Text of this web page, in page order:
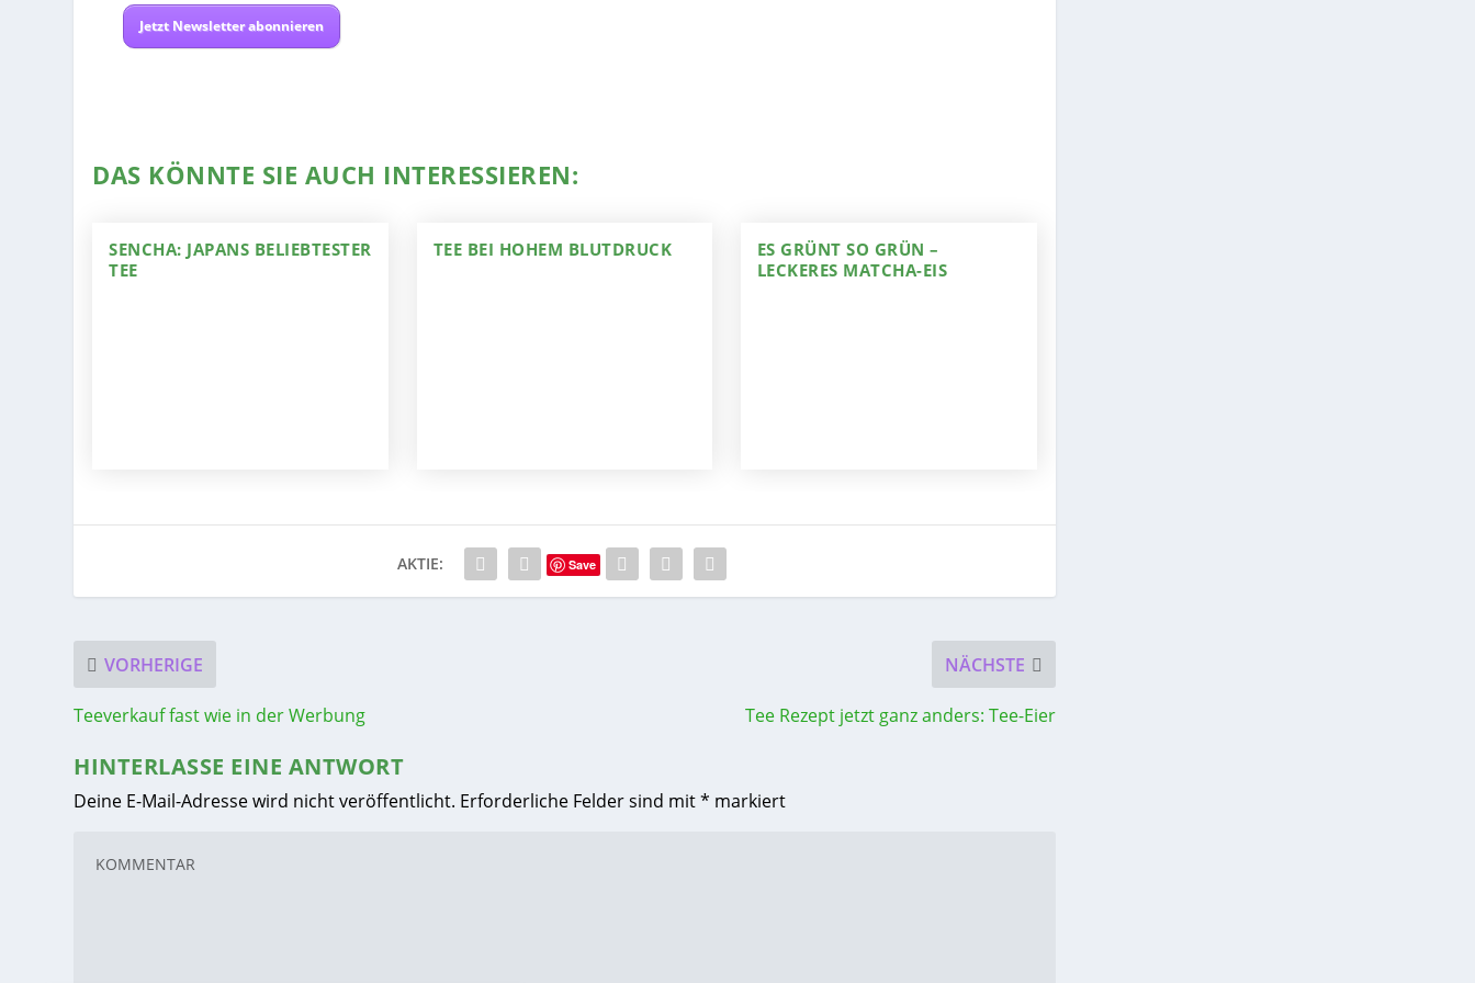
Jetzt Newsletter abonnieren
DAS KÖNNTE SIE AUCH INTERESSIEREN:
SENCHA: JAPANS BELIEBTESTER
TEE
TEE BEI HOHEM BLUTDRUCK
ES GRÜNT SO GRÜN –
LECKERES MATCHA-EIS
AKTIE: Save
VORHERIGE
Teeverkauf fast wie in der Werbung
NÄCHSTE
Tee Rezept jetzt ganz anders: Tee-Eier
HINTERLASSE EINE ANTWORT
Deine E-Mail-Adresse wird nicht veröffentlicht. Erforderliche Felder sind mit* markiert